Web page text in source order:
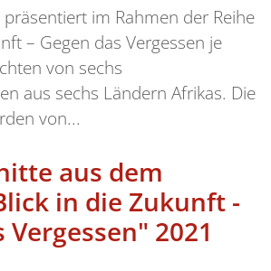
im Rahmen der Reihe
– Gegen das Vergessen je
von sechs
aus sechs Ländern Afrikas. Die
von...
aus dem
in die Zukunft -
Vergessen" 2021